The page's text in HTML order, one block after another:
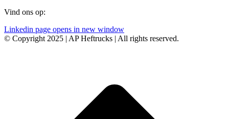
Vind ons op:
Linkedin page opens in new window
© Copyright 2025 | AP Heftrucks | All rights reserved.